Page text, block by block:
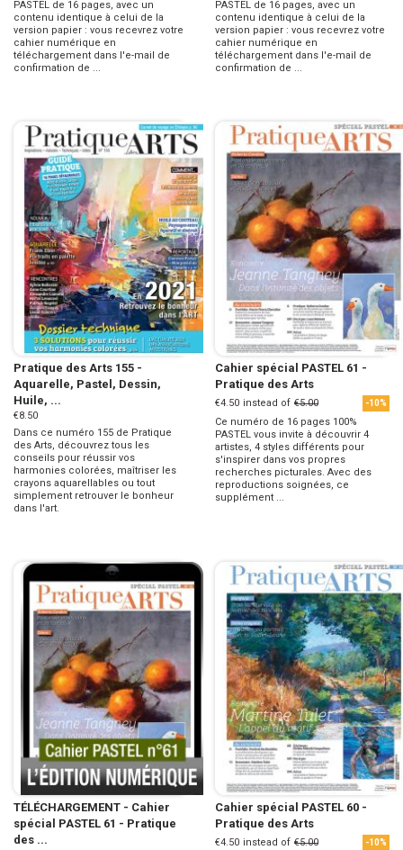
PASTEL de 16 pages, avec un
contenu identique à celui de la
version papier : vous recevrez votre
cahier numérique en
téléchargement dans l'e-mail de
confirmation de ...
PASTEL de 16 pages, avec un
contenu identique à celui de la
version papier : vous recevrez votre
cahier numérique en
téléchargement dans l'e-mail de
confirmation de ...
Pratique des Arts 155 -
Aquarelle, Pastel, Dessin,
Huile, ...
€8.50
Dans ce numéro 155 de Pratique
des Arts, découvrez tous les
conseils pour réussir vos
harmonies colorées, maîtriser les
crayons aquarellables ou tout
simplement retrouver le bonheur
dans l'art.
Cahier spécial PASTEL 61 -
Pratique des Arts
€4.50 instead of €5.00 -10%
Ce numéro de 16 pages 100%
PASTEL vous invite à découvrir 4
artistes, 4 styles différents pour
s'inspirer dans vos propres
recherches picturales. Avec des
reproductions soignées, ce
supplément ...
TÉLÉCHARGEMENT - Cahier
spécial PASTEL 61 - Pratique
des ...
Cahier spécial PASTEL 60 -
Pratique des Arts
€4.50 instead of €5.00 -10%